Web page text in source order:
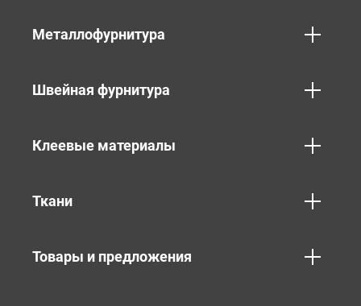
Металлофурнитура
Швейная фурнитура
Клеевые материалы
Ткани
Товары и предложения